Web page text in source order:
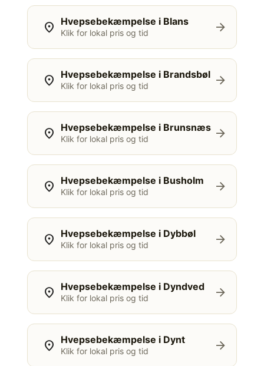
location_on Hvepsebekæmpelse i Blans
Klik for lokal pris og tid arrow_forward
location_on Hvepsebekæmpelse i Brandsbøl
Klik for lokal pris og tid arrow_forward
location_on Hvepsebekæmpelse i Brunsnæs
Klik for lokal pris og tid arrow_forward
location_on Hvepsebekæmpelse i Busholm
Klik for lokal pris og tid arrow_forward
location_on Hvepsebekæmpelse i Dybbøl
Klik for lokal pris og tid arrow_forward
location_on Hvepsebekæmpelse i Dyndved
Klik for lokal pris og tid arrow_forward
location_on Hvepsebekæmpelse i Dynt
Klik for lokal pris og tid arrow_forward